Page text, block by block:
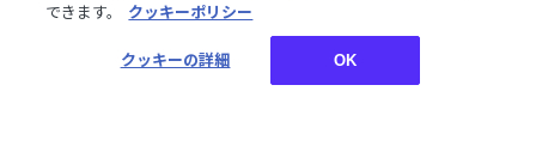
お買い物についてご案内しております。詳しくはご利用ガ
イドをご確認ください。
できます。
クッキーポリシー
クッキーの詳細 OK